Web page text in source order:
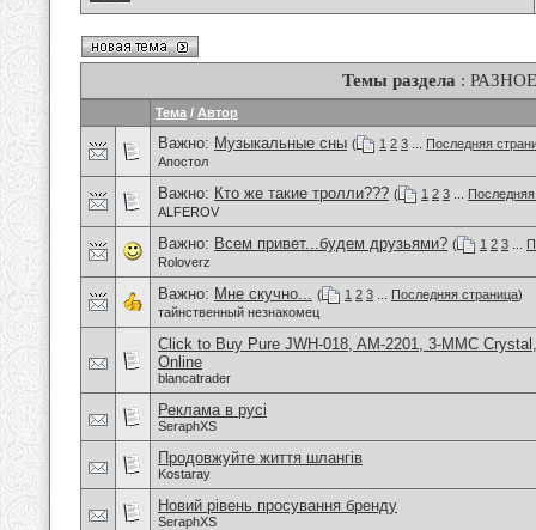
Темы раздела : РАЗНОЕ
Тема / Автор
Важно: Музыкальные сны ( 1 2 3
Последняя
Апостол
Важно: Кто же такие тролли??? ( 1 2 3
ALFEROV
Важно: Всем привет...будем друзьями? ( 1 2 3
Roloverz
Важно: Мне скучно... ( 1 2 3 Последняя страница)
тайнственный незнакомец
Click to Buy Pure JWH-018, AM-2201, 3-MMC
Online
blancatrader
Реклама в русі
SeraphXS
Продовжуйте життя шлангів
Kostaray
Новий рівень просування бренду
SeraphXS